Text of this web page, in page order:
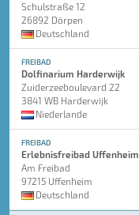
Schulstraße 12
26892 Dörpen
Deutschland
FREIBAD
Dolfinarium Harderwijk
Zuiderzeeboulevard 22
3841 WB Harderwijk
Niederlande
FREIBAD
Erlebnisfreibad Uffenheim
Am Freibad
97215 Uffenheim
Deutschland